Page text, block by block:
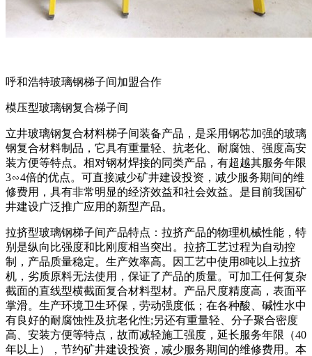
呼和浩特玻璃钢梯子间加盟合作
模压型玻璃钢复合梯子间
立井玻璃钢复合材料梯子间装备产品，是采用钢芯加强的玻璃
钢复合材料制品，它具有重量轻、抗老化、耐腐蚀、强度高安
装方便等特点。相对钢材焊接的同类产品，有超越其服务年限
3∽4倍的优点。可直接减少矿井建设投资，减少服务期间的维
修费用，具有非常明显的经济效益和社会效益。是目前我国矿
井建设广泛推广应用的新型产品。
拉挤型玻璃钢梯子间产品特点：拉挤产品的物理机械性能，特
别是纵向比强度和比刚度相当突出。拉挤工艺过程为自动控
制，产品质量稳定。生产效率高。因工艺中使用8吨以上拉挤
机，劣质原料无法使用，保证了产品的质量。可加工任何复杂
截面的直线型横截面复合材料型材。产品尺度精度高，表面平
掌滑。生产环境卫生环保，劳动强度低；在各种酸、碱性水中
有良好的耐腐蚀性及抗老化性;另还有重量轻、分子聚合密度
高、安装方便等特点，故而减轻施工强度，延长服务年限（40
年以上），节约矿井建设投资，减少服务期间的维修费用。本